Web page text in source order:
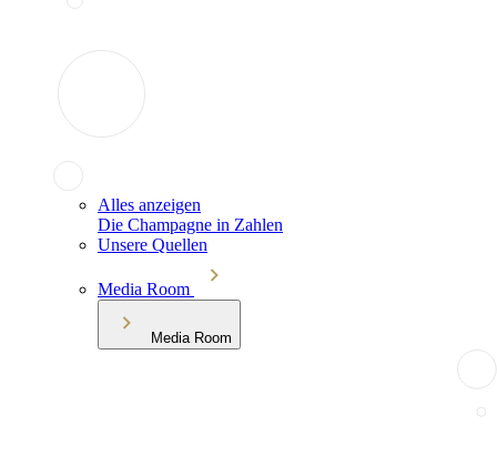
Alles anzeigen
Die Champagne in Zahlen
Unsere Quellen
Media Room
Media Room